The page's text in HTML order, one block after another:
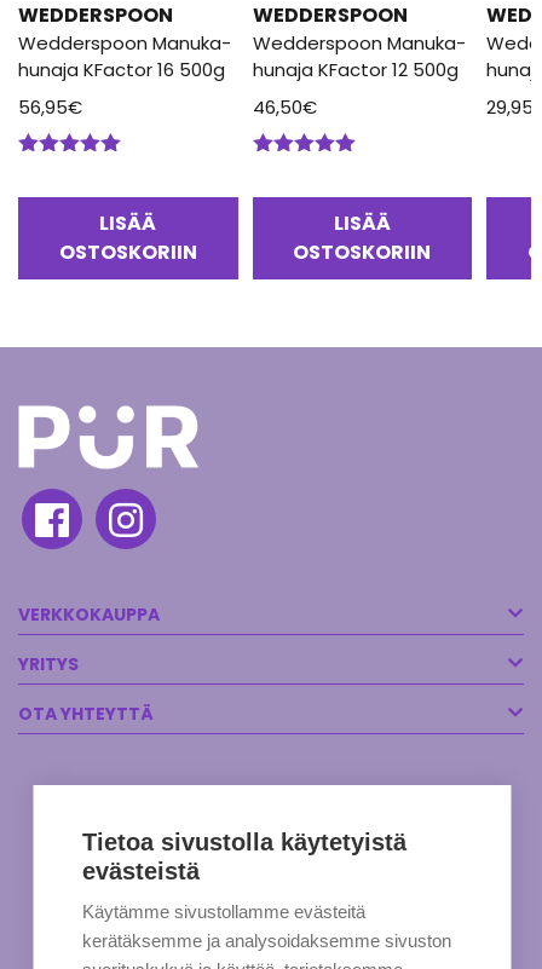
WEDDERSPOON
Wedderspoon Manuka-
hunaja KFactor 16 500g
56,95€
LISÄÄ
OSTOSKORIIN
WEDDERSPOON
Wedderspoon Manuka-
hunaja KFactor 12 500g
46,50€
LISÄÄ
OSTOSKORIIN
29,95
VERKKOKAUPPA
YRITYS
OTA YHTEYTTÄ
Tietoa sivustolla käytetyistä
evästeistä
Käytämme sivustollamme evästeitä
kerätäksemme ja analysoidaksemme sivuston